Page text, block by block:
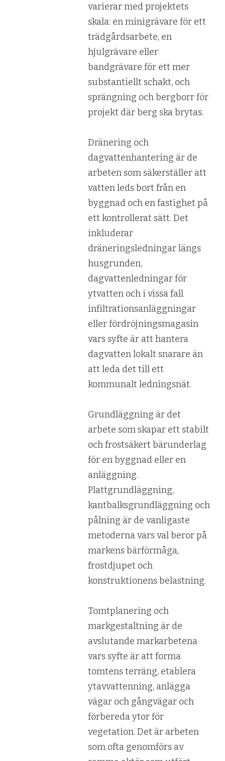
varierar med projektets
skala: en minigrävare för ett
trädgårdsarbete, en
hjulgrävare eller
bandgrävare för ett mer
substantiellt schakt, och
sprängning och bergborr för
projekt där berg ska brytas.
Dränering och
dagvattenhantering är de
arbeten som säkerställer att
vatten leds bort från en
byggnad och en fastighet på
ett kontrollerat sätt. Det
inkluderar
dräneringsledningar längs
husgrunden,
dagvattenledningar för
ytvatten och i vissa fall
infiltrationsanläggningar
eller fördröjningsmagasin
vars syfte är att hantera
dagvatten lokalt snarare än
att leda det till ett
kommunalt ledningsnät.
Grundläggning är det
arbete som skapar ett stabilt
och frostsäkert bärunderlag
för en byggnad eller en
anläggning.
Plattgrundläggning,
kantbalksgrundläggning och
pålning är de vanligaste
metoderna vars val beror på
markens bärförmåga,
frostdjupet och
konstruktionens belastning.
Tomtplanering och
markgestaltning är de
avslutande markarbetena
vars syfte är att forma
tomtens terräng, etablera
ytavvattenning, anlägga
vägar och gångvägar och
förbereda ytor för
vegetation. Det är arbeten
som ofta genomförs av